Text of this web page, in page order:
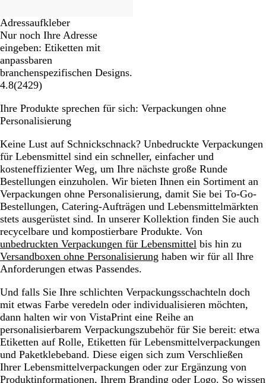
Adressaufkleber
Nur noch Ihre Adresse
eingeben: Etiketten mit
anpassbaren
branchenspezifischen Designs.
4.8(2429)
Ihre Produkte sprechen für sich: Verpackungen ohne
Personalisierung
Keine Lust auf Schnickschnack? Unbedruckte Verpackungen
für Lebensmittel sind ein schneller, einfacher und
kosteneffizienter Weg, um Ihre nächste große Runde
Bestellungen einzuholen. Wir bieten Ihnen ein Sortiment an
Verpackungen ohne Personalisierung, damit Sie bei To-Go-
Bestellungen, Catering-Aufträgen und Lebensmittelmärkten
stets ausgerüstet sind. In unserer Kollektion finden Sie auch
recycelbare und kompostierbare Produkte. Von
unbedruckten Verpackungen für Lebensmittel bis hin zu
Versandboxen ohne Personalisierung haben wir für all Ihre
Anforderungen etwas Passendes.
Und falls Sie Ihre schlichten Verpackungsschachteln doch
mit etwas Farbe veredeln oder individualisieren möchten,
dann halten wir von VistaPrint eine Reihe an
personalisierbarem Verpackungszubehör für Sie bereit: etwa
Etiketten auf Rolle, Etiketten für Lebensmittelverpackungen
und Paketklebeband. Diese eigen sich zum Verschließen
Ihrer Lebensmittelverpackungen oder zur Ergänzung von
Produktinformationen, Ihrem Branding oder Logo. So wissen